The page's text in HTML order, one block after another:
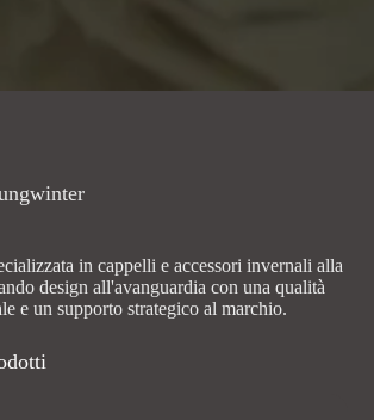
in cappelli e accessori invernali alla
design all'avanguardia con una qualità
e un supporto strategico al marchio.